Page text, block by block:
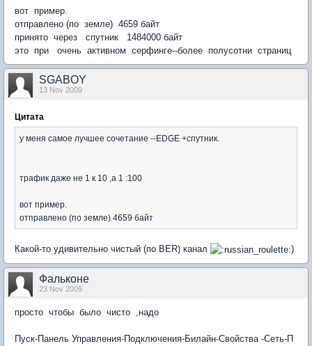
вот пример.
отправлено (по земле) 4659 байт
принято через спутник 1484000 байт
это при очень активном серфинге--более полусотни страниц
SGABOY
13 Nov 2009
Цитата
у меня самое лучшее сочетание --EDGE +спутник.
трафик даже не 1 к 10 ,а 1 :100
вот пример.
отправлено (по земле) 4659 байт
Какой-то удивительно чистый (по BER) канал )
Фальконе
23 Nov 2009
просто чтобы было чисто ,надо
Пуск-Панель Управления-Подключения-Билайн-Свойства -Сеть-П